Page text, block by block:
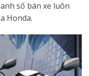
số bán xe luôn
Honda.